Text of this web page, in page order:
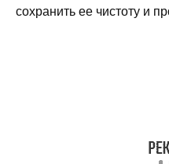
сохранить ее чистоту и